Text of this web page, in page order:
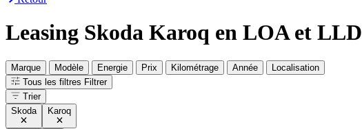
Leasing Skoda Karoq en LOA et LLD
Marque Modèle Energie Prix Kilométrage Année
Localisation
Tous les filtres Filtrer
Trier
Skoda
Karoq